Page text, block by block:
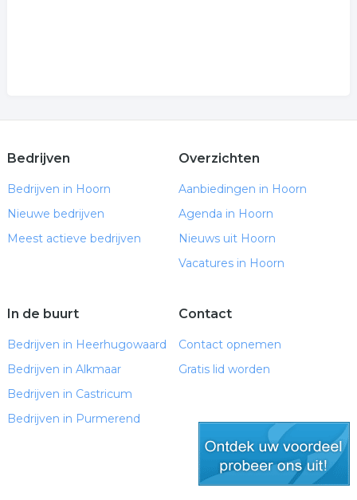
Bedrijven
Bedrijven in Hoorn
Nieuwe bedrijven
Meest actieve bedrijven
Overzichten
Aanbiedingen in Hoorn
Agenda in Hoorn
Nieuws uit Hoorn
Vacatures in Hoorn
In de buurt
Bedrijven in Heerhugowaard
Bedrijven in Alkmaar
Bedrijven in Castricum
Bedrijven in Purmerend
Contact
Contact opnemen
Gratis lid worden